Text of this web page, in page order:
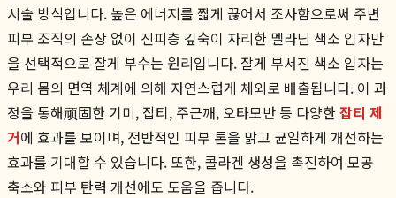
시술 방식입니다. 높은 에너지를 짧게 끊어서 조사함으로써 주변
피부 조직의 손상 없이 진피층 깊숙이 자리한 멜라닌 색소 입자만
을 선택적으로 잘게 부수는 원리입니다. 잘게 부서진 색소 입자는
우리 몸의 면역 체계에 의해 자연스럽게 체외로 배출됩니다. 이 과
정을 통해顽固한 기미, 잡티, 주근깨, 오타모반 등 다양한잡티 제
거에 효과를 보이며, 전반적인 피부 톤을 맑고 균일하게 개선하는
효과를 기대할 수 있습니다. 또한, 콜라겐 생성을 촉진하여 모공
축소와 피부 탄력 개선에도 도움을 줍니다.